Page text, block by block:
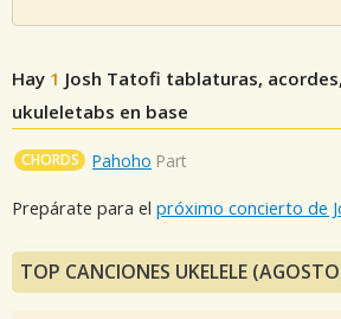
Hay 1 Josh Tatofi tablaturas,
ukuleletabs en base
CHORDS Pahoho Part
Prepárate para el próximo concierto de
TOP CANCIONES UKELELE